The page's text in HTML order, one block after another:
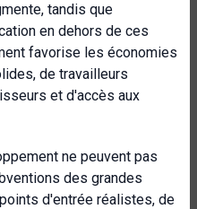
tandis que
en dehors de ces
favorise les économies
de travailleurs
et d'accès aux
ne peuvent pas
des grandes
d'entrée réalistes, de